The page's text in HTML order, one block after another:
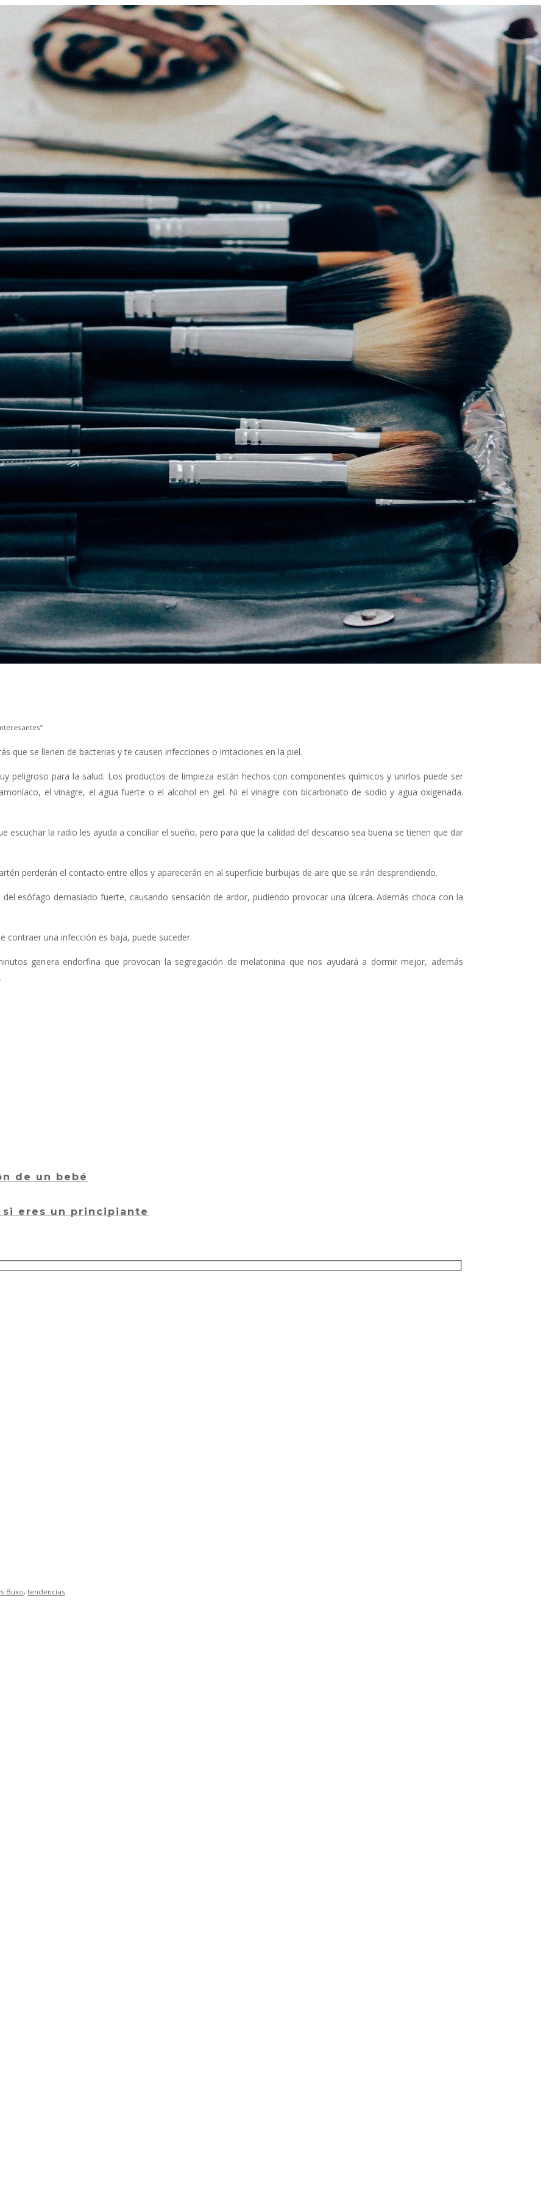
que se llenen de bacterias y te causen infecciones o irritaciones en la piel.
peligroso para la salud. Los productos de limpieza están hechos con componentes químicos y unirlos puede ser
el vinagre, el agua fuerte o el alcohol en gel. Ni el vinagre con bicarbonato de sodio y agua oxigenada.
escuchar la radio les ayuda a conciliar el sueño, pero para que la calidad del descanso sea buena se tienen que dar
perderán el contacto entre ellos y aparecerán en al superficie burbujas de aire que se irán desprendiendo.
esófago demasiado fuerte, causando sensación de ardor, pudiendo provocar una úlcera. Además choca con la
contraer una infección es baja, puede suceder.
genera endorfina que provocan la segregación de melatonina que nos ayudará a dormir mejor, además
de un bebé
si eres un principiante
Buxo, tendencias